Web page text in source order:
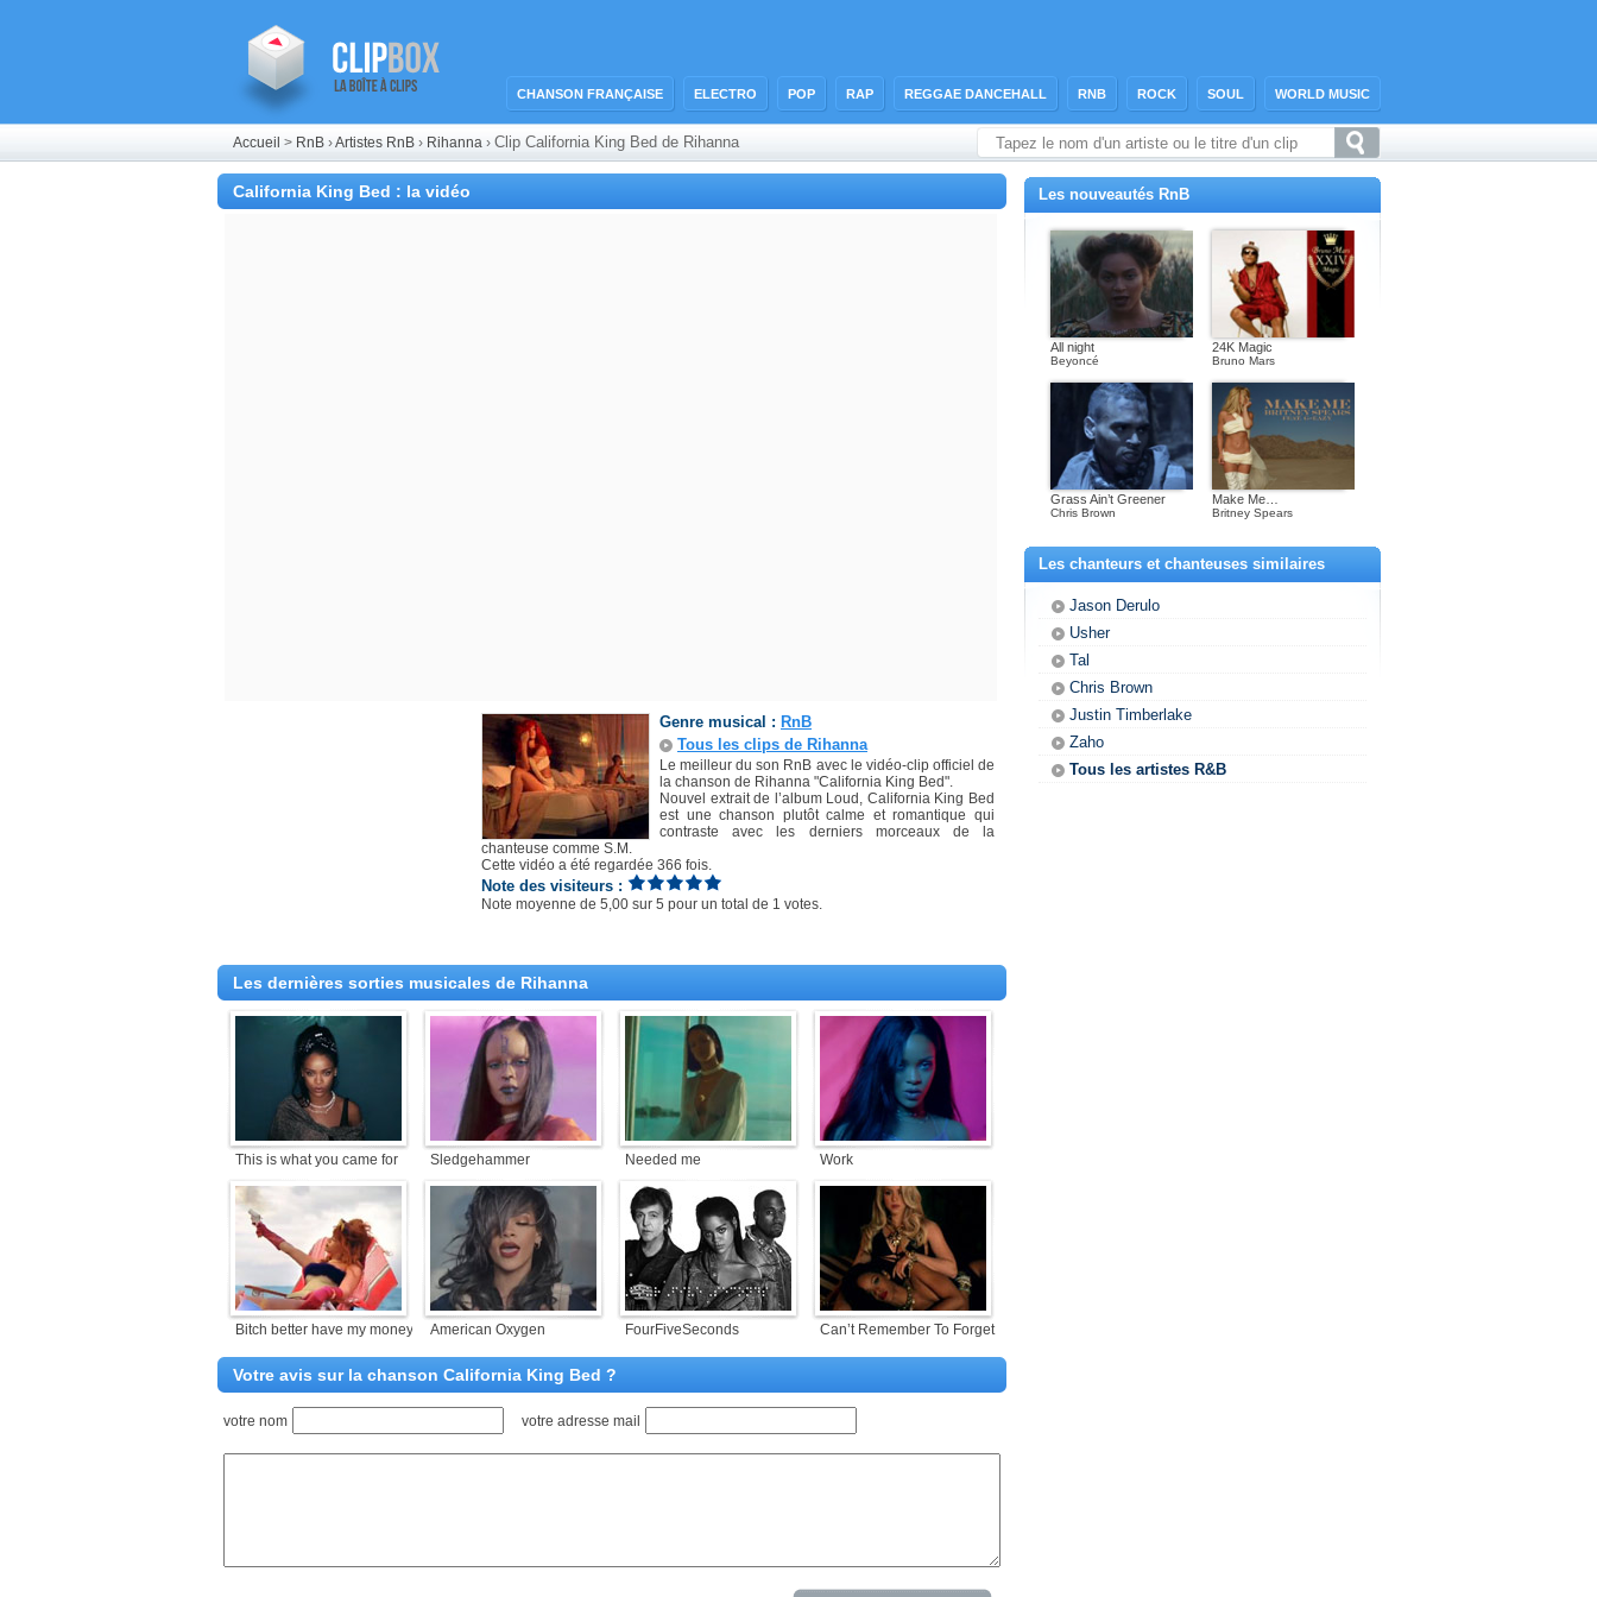
CHANSON FRANÇAISE ELECTRO POP RAP REGGAE DANCEHALL RNB ROCK SOUL WORLD MUSIC
Accueil > RnB ›Artistes RnB › Rihanna › Clip California King Bed de Rihanna
California King Bed : la vidéo
Genre musical : RnB
Tous les clips de Rihanna
Le meilleur du son RnB avec le vidéo-clip officiel de
la chanson de Rihanna "California King Bed".
Nouvel extrait de l’album Loud, California King Bed
est une chanson plutôt calme et romantique qui
contraste avec les derniers morceaux de la
chanteuse comme S.M.
Cette vidéo a été regardée 366 fois.
Note des visiteurs :
Note moyenne de 5,00 sur 5 pour un total de 1 votes.
Les dernières sorties musicales de Rihanna
This is what you came for Sledgehammer Needed me Work
Bitch better have my money American Oxygen FourFiveSeconds Can’t Remember To Forget
Votre avis sur la chanson California King Bed ?
votre nom votre adresse mail
Les nouveautés RnB
All night
Beyoncé
24K Magic
Bruno Mars
Grass Ain’t Greener
Chris Brown
Make Me…
Britney Spears
Les chanteurs et chanteuses similaires
Jason Derulo
Usher
Tal
Chris Brown
Justin Timberlake
Zaho
Tous les artistes R&B